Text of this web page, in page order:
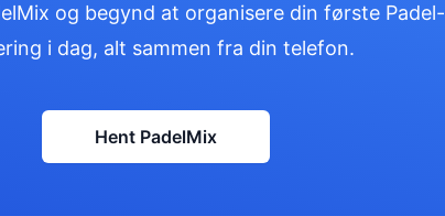
og begynd at organisere din første Padel-
i dag, alt sammen fra din telefon.
Hent PadelMix